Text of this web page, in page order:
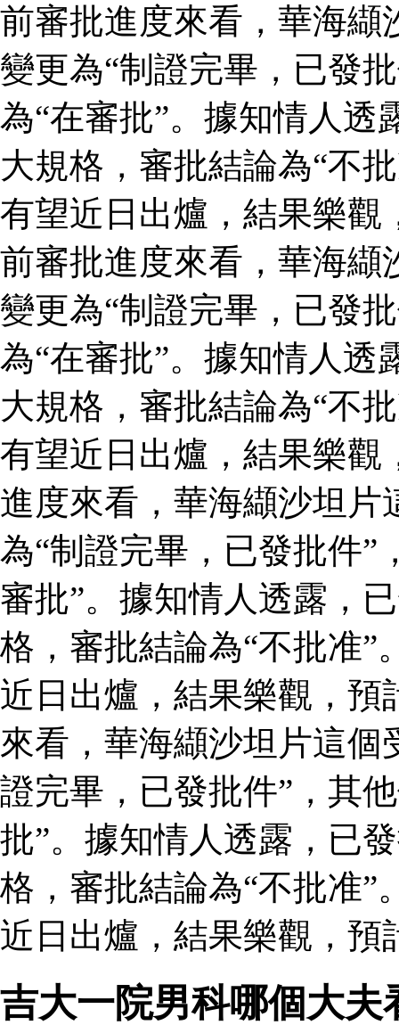
前審批進度來看，華海纈
變更為“制證完畢，已發
為“在審批”。據知情人透
大規格，審批結論為“不
有望近日出爐，結果樂
前審批進度來看，華海纈
變更為“制證完畢，已發
為“在審批”。據知情人透
大規格，審批結論為“不
有望近日出爐，結果樂觀
進度來看，華海纈沙坦片
為“制證完畢，已發批件”
審批”。據知情人透露，
格，審批結論為“不批准”
近日出爐，結果樂觀，預
來看，華海纈沙坦片這個
證完畢，已發批件”，其
批”。據知情人透露，已
格，審批結論為“不批准”
近日出爐，結果樂觀，預
吉大一院男科哪個大